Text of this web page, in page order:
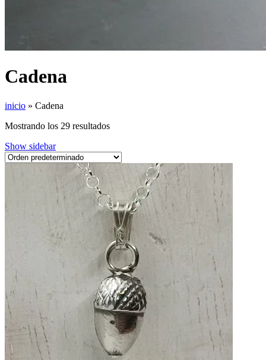
Cadena
inicio » Cadena
Mostrando los 29 resultados
Show sidebar